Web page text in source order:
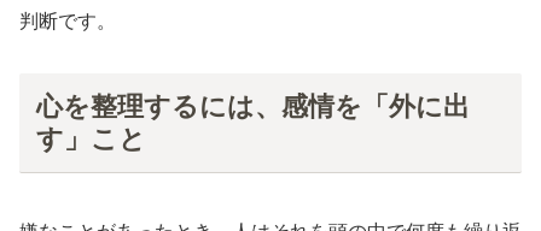
判断です。
心を整理するには、感情を「外に出
す」こと